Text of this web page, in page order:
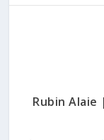
Rubin Alaie